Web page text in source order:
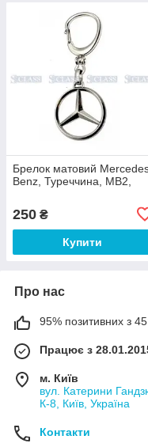
Брелок матовий
Benz, Туреччина, MB2,
250 ₴
Купити
Про нас
95% позитивних з
Працює з
м. Київ
вул. Катерини
К-8, Київ, Україна
Контакти